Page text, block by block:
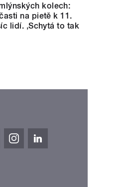
kolech:
na pietě k 11.
lidí. ‚Schytá to tak